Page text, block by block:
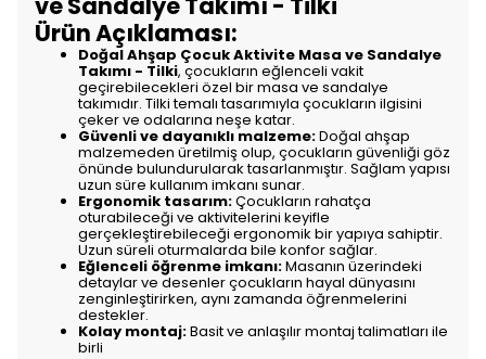
Ürün Açıklaması:
Doğal Ahşap Çocuk Aktivite Masa ve Sandalye
Takımı - Tilki, çocukların eğlenceli vakit
geçirebilecekleri özel bir masa ve sandalye
takımıdır. Tilki temalı tasarımıyla çocukların ilgisini
çeker ve odalarına neşe katar.
Güvenli ve dayanıklı malzeme:Doğal ahşap
malzemeden üretilmiş olup, çocukların güvenliği göz
önünde bulundurularak tasarlanmıştır. Sağlam yapısı
uzun süre kullanım imkanı sunar.
Ergonomik tasarım:Çocukların rahatça
oturabileceği ve aktivitelerini keyifle
gerçekleştirebileceği ergonomik bir yapıya sahiptir.
Uzun süreli oturmalarda bile konfor sağlar.
Eğlenceli öğrenme imkanı:Masanın üzerindeki
detaylar ve desenler çocukların hayal dünyasını
zenginleştirirken, aynı zamanda öğrenmelerini
destekler.
Kolay montaj:Basit ve anlaşılır montaj talimatları ile
birli